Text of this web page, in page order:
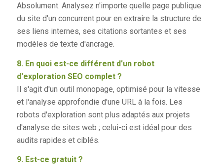
Absolument. Analysez n'importe quelle page publique
du site d'un concurrent pour en extraire la structure de
ses liens internes, ses citations sortantes et ses
modèles de texte d'ancrage.
8. En quoi est-ce différent d'un robot
d'exploration SEO complet ?
Il s'agit d'un outil monopage, optimisé pour la vitesse
et l'analyse approfondie d'une URL à la fois. Les
robots d'exploration sont plus adaptés aux projets
d'analyse de sites web ; celui-ci est idéal pour des
audits rapides et ciblés.
9. Est-ce gratuit ?